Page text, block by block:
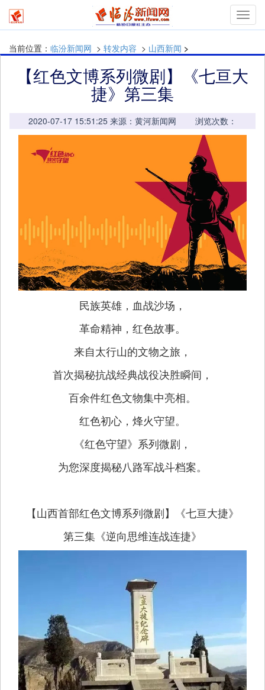
当前位置： 临汾新闻网 > 转发内容 > 山西新闻 >
【红色文博系列微剧】《七亘大
捷》第三集
2020-07-17 15:51:25 来源：黄河新闻网 浏览次数：
民族英雄，血战沙场，
革命精神，红色故事。
来自太行山的文物之旅，
首次揭秘抗战经典战役决胜瞬间，
百余件红色文物集中亮相。
红色初心，烽火守望。
《红色守望》系列微剧，
为您深度揭秘八路军战斗档案。
【山西首部红色文博系列微剧】《七亘大捷》
第三集《逆向思维连战连捷》